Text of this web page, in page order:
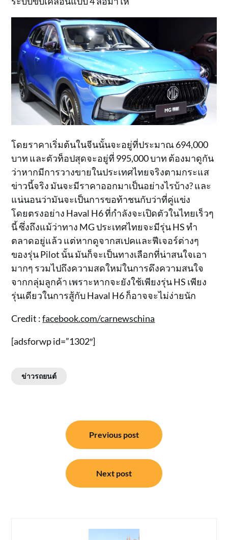
โดยราคาเริ่มต้นในจีนนั้นจะอยู่ที่ประมาณ 694,000
บาท และตัวท็อปสุดจะอยู่ที่ 995,000 บาท ต้องมาดูกัน
ว่าหากมีการวางขายในประเทศไทยจริงตามกระแส
ข่าวนี้จริง มันจะมีราคาออกมาเป็นอย่างไรบ้าง? และ
แน่นอนว่ามันจะเป็นการขอท้าชนกับว่าที่คู่แข่ง
โดยตรงอย่าง Haval H6 ที่กำลังจะเปิดตัวในไทยเร็วๆ
นี้ ซึ่งถึงแม้ว่าทาง MG ประเทศไทยจะมีรุ่น HS ทำ
ตลาดอยู่แล้ว แต่หากดูจากสเปคและฟีเจอร์ต่างๆ
ของรุ่น Pilot นั้น มันก็จะเป็นทางเลือกที่น่าสนใจเอา
มากๆ รวมไปถึงความสดใหม่ในการดึงความสนใจ
จากกลุ่มลูกค้า เพราะหากจะยังใช้เพียงรุ่น HS เพียง
รุ่นเดียวในการสู้กับ Haval H6 ก็อาจจะไม่ง่ายนัก
Credit :facebook.com/carnewschina
[adsforwp id=”1302″]
ข่าวรถยนต์
Previous post
Next post